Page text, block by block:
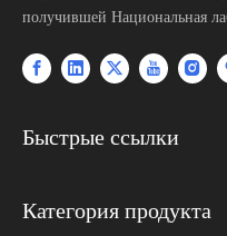
получившей Национальная
Быстрые ссылки
Категория продукта